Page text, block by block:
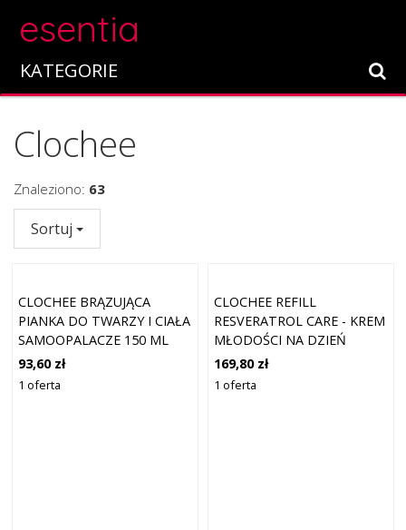
esentia
KATEGORIE
Clochee
Znaleziono: 63
Sortuj
CLOCHEE BRĄZUJĄCA
PIANKA DO TWARZY I CIAŁA
SAMOOPALACZE 150 ML
93,60 zł
1 oferta
CLOCHEE REFILL
RESVERATROL CARE - KREM
MŁODOŚCI NA DZIEŃ
KREMY DO TWARZY 50 ML
169,80 zł
1 oferta